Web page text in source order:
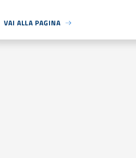
VAI ALLA PAGINA